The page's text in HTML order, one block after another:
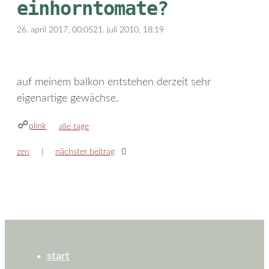
einhorntomate?
26. april 2017, 00:0521. juli 2010, 18:19
auf meinem balkon entstehen derzeit sehr
eigenartige gewächse.
plink kategorien
alle tage
zen nächster beitrag
start